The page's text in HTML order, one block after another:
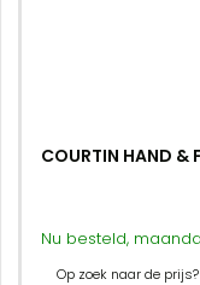
COURTIN HAND &
Nu besteld,
Op zoek naar de